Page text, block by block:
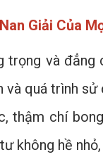
Giải Của
trọng và
và quá trình
thậm chí
không hề